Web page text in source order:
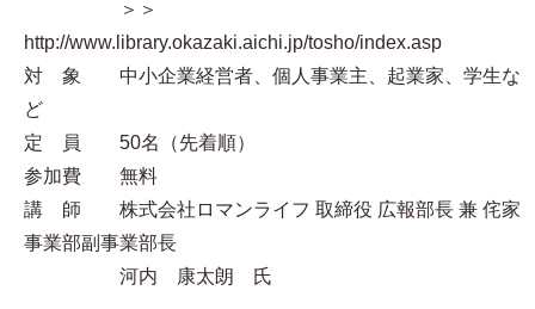
＞＞
http://www.library.okazaki.aichi.jp/tosho/index.asp
対 象 中小企業経営者、個人事業主、起業家、学生な
ど
定 員 50名（先着順）
参加費 無料
講 師 株式会社ロマンライフ 取締役 広報部長 兼 侘家
事業部副事業部長
河内 康太朗 氏